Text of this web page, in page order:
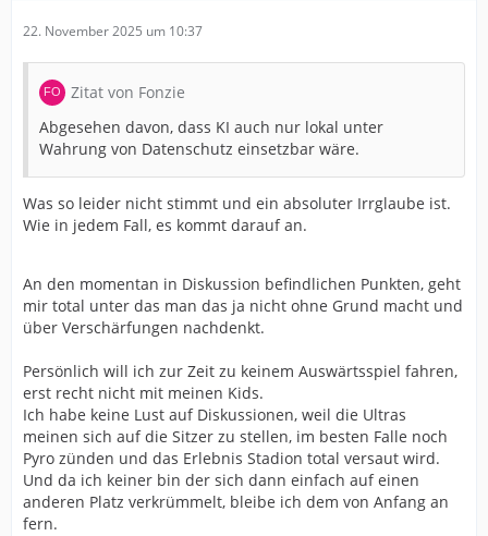
22. November 2025 um 10:37
Zitat von Fonzie
Abgesehen davon, dass KI auch nur lokal unter
Wahrung von Datenschutz einsetzbar wäre.
Was so leider nicht stimmt und ein absoluter Irrglaube ist.
Wie in jedem Fall, es kommt darauf an.
An den momentan in Diskussion befindlichen Punkten, geht
mir total unter das man das ja nicht ohne Grund macht und
über Verschärfungen nachdenkt.
Persönlich will ich zur Zeit zu keinem Auswärtsspiel fahren,
erst recht nicht mit meinen Kids.
Ich habe keine Lust auf Diskussionen, weil die Ultras
meinen sich auf die Sitzer zu stellen, im besten Falle noch
Pyro zünden und das Erlebnis Stadion total versaut wird.
Und da ich keiner bin der sich dann einfach auf einen
anderen Platz verkrümmelt, bleibe ich dem von Anfang an
fern.